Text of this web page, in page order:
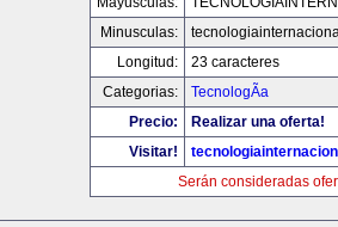
Minusculas:
Longitud:
23 caracteres
Categorias:
TecnologÃ­a
Precio:
Realizar una oferta!
Visitar!
Serán consideradas